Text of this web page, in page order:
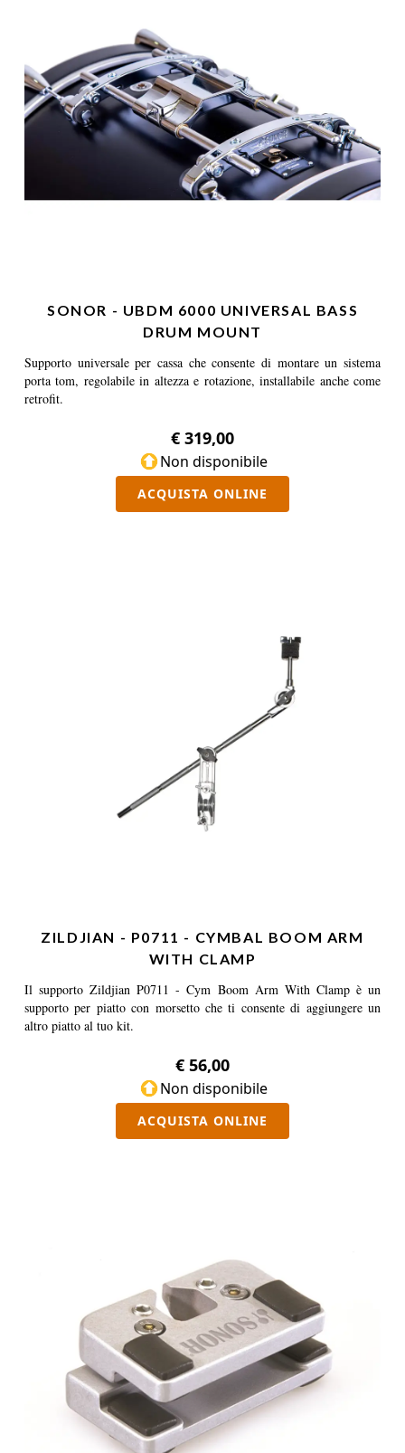
SONOR - UBDM 6000 UNIVERSAL BASS
DRUM MOUNT
Supporto universale per cassa che consente di montare un sistema
porta tom, regolabile in altezza e rotazione, installabile anche come
retrofit.
€ 319,00
Non disponibile
ACQUISTA ONLINE
ZILDJIAN - P0711 - CYMBAL BOOM ARM
WITH CLAMP
Il supporto Zildjian P0711 - Cym Boom Arm With Clamp è un
supporto per piatto con morsetto che ti consente di aggiungere un
altro piatto al tuo kit.
€ 56,00
Non disponibile
ACQUISTA ONLINE